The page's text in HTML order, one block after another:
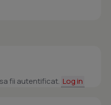
fii autentificat. Log in